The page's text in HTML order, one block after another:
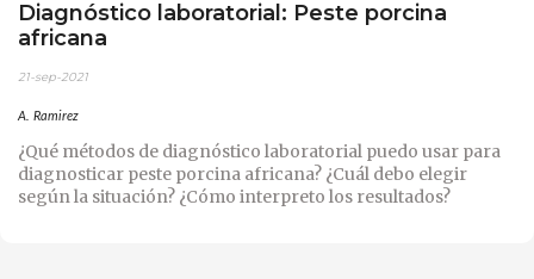
Diagnóstico laboratorial: Peste porcina
africana
21-sep-2021
A. Ramirez
¿Qué métodos de diagnóstico laboratorial puedo usar para
diagnosticar peste porcina africana? ¿Cuál debo elegir
según la situación? ¿Cómo interpreto los resultados?